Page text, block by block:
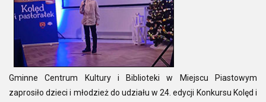
Gminne Centrum Kultury i Biblioteki w Miejscu Piastowym
zaprosiło dzieci i młodzież do udziału w 24. edycji Konkursu Kolęd i